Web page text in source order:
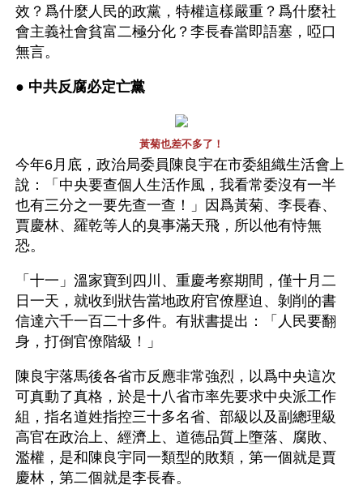
效？爲什麼人民的政黨，特權這樣嚴重？爲什麼社
會主義社會貧富二極分化？李長春當即語塞，啞口
無言。
● 中共反腐必定亡黨
黃菊也差不多了！
今年6月底，政治局委員陳良宇在市委組織生活會上
說：「中央要查個人生活作風，我看常委沒有一半
也有三分之一要先查一查！」因爲黃菊、李長春、
賈慶林、羅乾等人的臭事滿天飛，所以他有恃無
恐。
「十一」溫家寶到四川、重慶考察期間，僅十月二
日一天，就收到狀告當地政府官僚壓迫、剝削的書
信達六千一百二十多件。有狀書提出：「人民要翻
身，打倒官僚階級！」
陳良宇落馬後各省市反應非常強烈，以爲中央這次
可真動了真格，於是十八省市率先要求中央派工作
組，指名道姓指控三十多名省、部級以及副總理級
高官在政治上、經濟上、道德品質上墮落、腐敗、
濫權，是和陳良宇同一類型的敗類，第一個就是賈
慶林，第二個就是李長春。